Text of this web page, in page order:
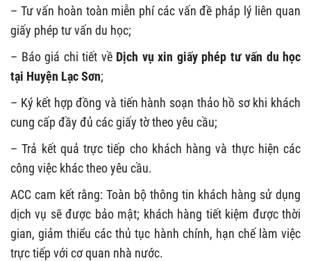
– Tư vấn hoàn toàn miễn phí các vấn đề pháp lý liên quan
giấy phép tư vấn du học;
– Báo giá chi tiết về Dịch vụ xin giấy phép tư vấn du học
tại Huyện Lạc Sơn;
– Ký kết hợp đồng và tiến hành soạn thảo hồ sơ khi khách
cung cấp đầy đủ các giấy tờ theo yêu cầu;
– Trả kết quả trực tiếp cho khách hàng và thực hiện các
công việc khác theo yêu cầu.
ACC cam kết rằng: Toàn bộ thông tin khách hàng sử dụng
dịch vụ sẽ được bảo mật; khách hàng tiết kiệm được thời
gian, giảm thiểu các thủ tục hành chính, hạn chế làm việc
trực tiếp với cơ quan nhà nước.